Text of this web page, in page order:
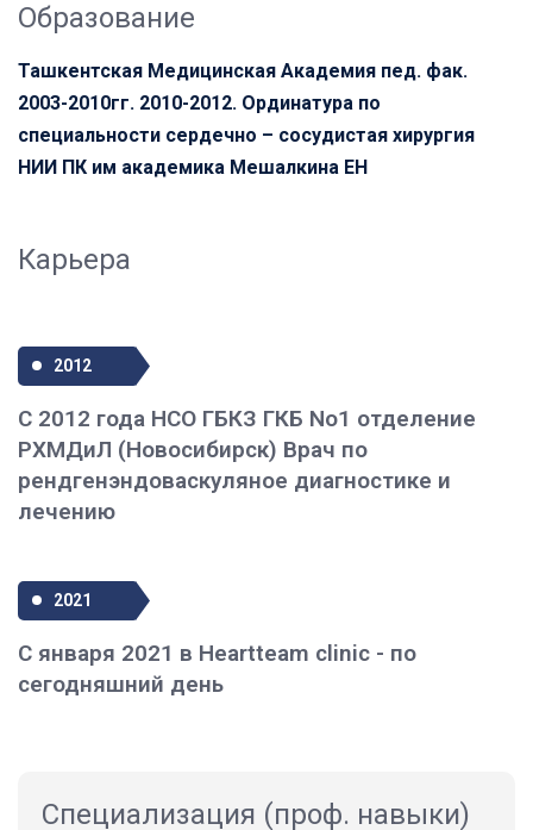
Образование
Ташкентская Медицинская Академия пед. фак.
2003-2010гг. 2010-2012. Ординатура по
специальности сердечно – сосудистая хирургия
НИИ ПК им академика Мешалкина ЕН
Карьера
2012
С 2012 года НСО ГБКЗ ГКБ No1 отделение
РХМДиЛ (Новосибирск) Врач по
рендгенэндоваскуляное диагностике и
лечению
2021
С января 2021 в Heartteam clinic - по
сегодняшний день
Специализация (проф. навыки)